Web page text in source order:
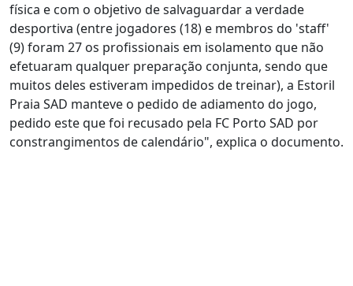
física e com o objetivo de salvaguardar a verdade
desportiva (entre jogadores (18) e membros do 'staff'
(9) foram 27 os profissionais em isolamento que não
efetuaram qualquer preparação conjunta, sendo que
muitos deles estiveram impedidos de treinar), a Estoril
Praia SAD manteve o pedido de adiamento do jogo,
pedido este que foi recusado pela FC Porto SAD por
constrangimentos de calendário", explica o documento.